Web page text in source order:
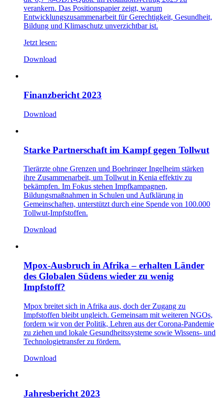
verankern. Das Positionspapier zeigt, warum
Entwicklungszusammenarbeit für Gerechtigkeit, Gesundheit,
Bildung und Klimaschutz unverzichtbar ist.
Jetzt lesen:
Download
Finanzbericht 2023
Download
Starke Partnerschaft im Kampf gegen Tollwut
Tierärzte ohne Grenzen und Boehringer Ingelheim stärken
ihre Zusammenarbeit, um Tollwut in Kenia effektiv zu
bekämpfen. Im Fokus stehen Impfkampagnen,
Bildungsmaßnahmen in Schulen und Aufklärung in
Gemeinschaften, unterstützt durch eine Spende von 100.000
Tollwut-Impfstoffen.
Download
Mpox-Ausbruch in Afrika – erhalten Länder
des Globalen Südens wieder zu wenig
Impfstoff?
Mpox breitet sich in Afrika aus, doch der Zugang zu
Impfstoffen bleibt ungleich. Gemeinsam mit weiteren NGOs,
fordern wir von der Politik, Lehren aus der Corona-Pandemie
zu ziehen und lokale Gesundheitssysteme sowie Wissens- und
Technologietransfer zu fördern.
Download
Jahresbericht 2023